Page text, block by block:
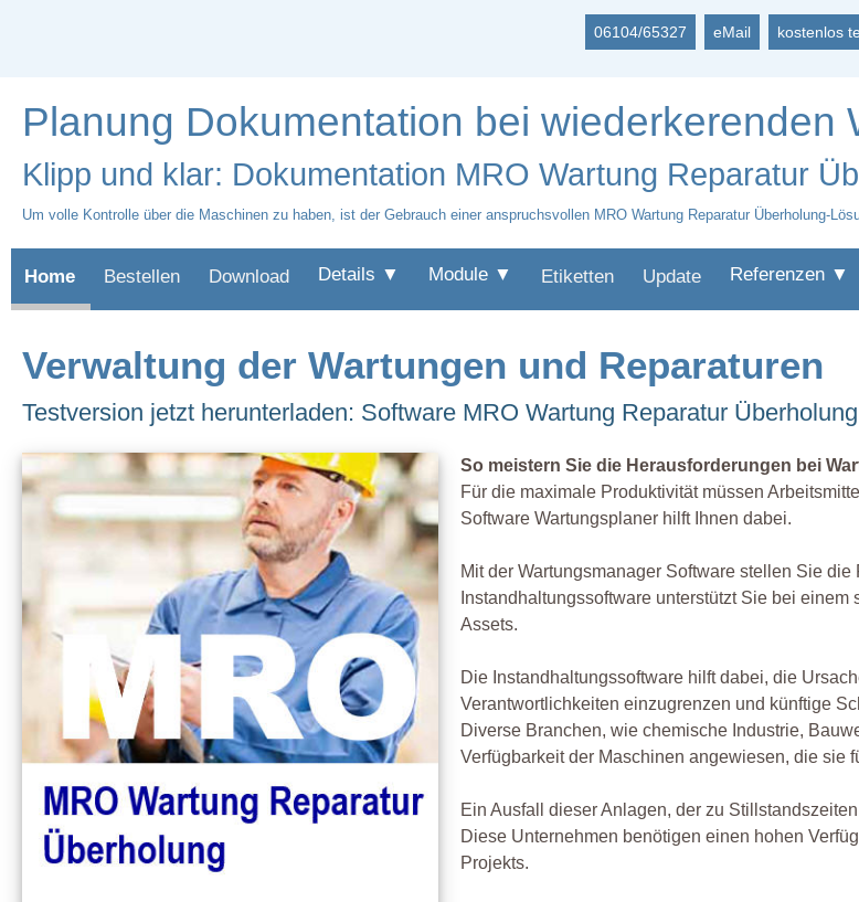
06104/65327 eMail kostenlos
Planung Dokumentation bei wiederkerenden
Klipp und klar: Dokumentation MRO Wartung Reparatur
Um volle Kontrolle über die Maschinen zu haben, ist der Gebrauch einer anspruchsvollen MRO Wartung Reparatur Überholung-
Home Bestellen Download Details ▼ Module ▼ Etiketten Update Referenzen ▼
Verwaltung der Wartungen und Reparaturen
Testversion jetzt herunterladen: Software MRO Wartung Reparatur Überholung
So meistern Sie die Herausforderungen bei
Für die maximale Produktivität müssen
Software Wartungsplaner hilft Ihnen dabei.
Mit der Wartungsmanager Software stellen Sie
Instandhaltungssoftware unterstützt Sie bei
Assets.
Die Instandhaltungssoftware hilft dabei, die
Verantwortlichkeiten einzugrenzen und künftige
Diverse Branchen, wie chemische Industrie,
Verfügbarkeit der Maschinen angewiesen, die sie
Ein Ausfall dieser Anlagen, der zu
Diese Unternehmen benötigen einen hohen
Projekts.